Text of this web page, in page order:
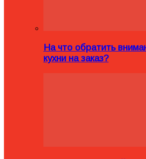
На что обратить
кухни на заказ?